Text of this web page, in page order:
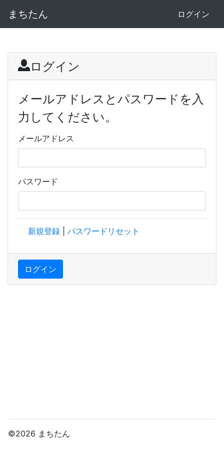
まちたん ログイン
ログイン
メールアドレスとパスワードを入
力してください。
メールアドレス
パスワード
新規登録 パスワードリセット
ログイン
©2026 まちたん